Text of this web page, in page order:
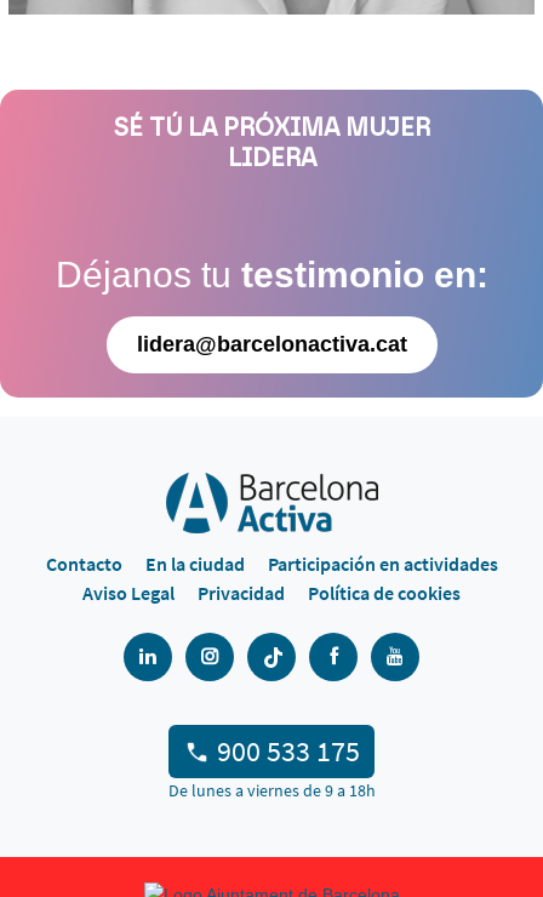
SÉ TÚ LA PRÓXIMA MUJER
LIDERA
Déjanos tu testimonio en:
lidera@barcelonactiva.cat
Contacto En la ciudad
Participación en actividades
Aviso Legal
Privacidad Política de cookies
900 533 175
De lunes a viernes de 9 a 18h